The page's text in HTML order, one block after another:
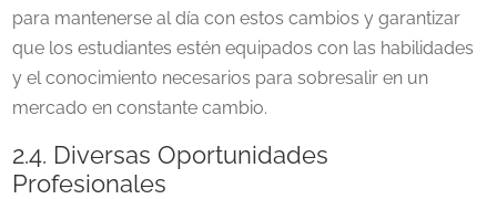
para mantenerse al día con estos cambios y garantizar
que los estudiantes estén equipados con las habilidades
y el conocimiento necesarios para sobresalir en un
mercado en constante cambio.
2.4. Diversas Oportunidades
Profesionales